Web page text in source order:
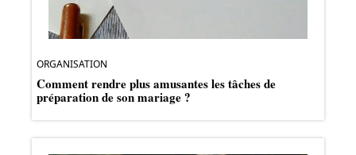
ORGANISATION
Comment rendre plus amusantes les tâches de
préparation de son mariage ?